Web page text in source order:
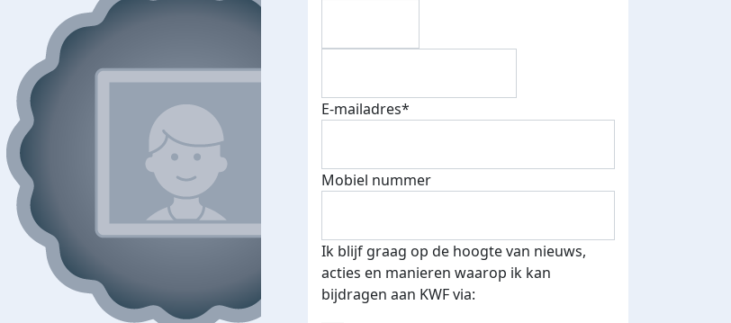
E-mailadres*
Mobiel nummer
Ik blijf graag op de hoogte van nieuws,
acties en manieren waarop ik kan
bijdragen aan KWF via: